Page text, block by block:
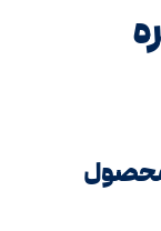
محصول